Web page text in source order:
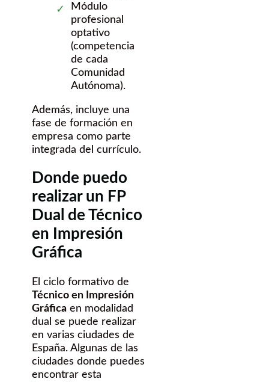
Módulo
profesional
optativo
(competencia
de cada
Comunidad
Autónoma).
Además, incluye una
fase de formación en
empresa como parte
integrada del currículo.
Donde puedo
realizar un FP
Dual de Técnico
en Impresión
Gráfica
El ciclo formativo de
Técnico en Impresión
Gráfica en modalidad
dual se puede realizar
en varias ciudades de
España. Algunas de las
ciudades donde puedes
encontrar esta